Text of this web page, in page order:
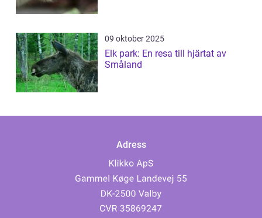
09 oktober 2025
Elk park: En resa till hjärtat av
Småland
Adress